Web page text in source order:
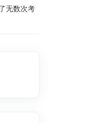
无数次考